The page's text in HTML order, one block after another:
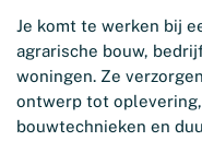
Je komt te werken bij
agrarische bouw,
woningen. Ze
ontwerp tot
bouwtechnieken en